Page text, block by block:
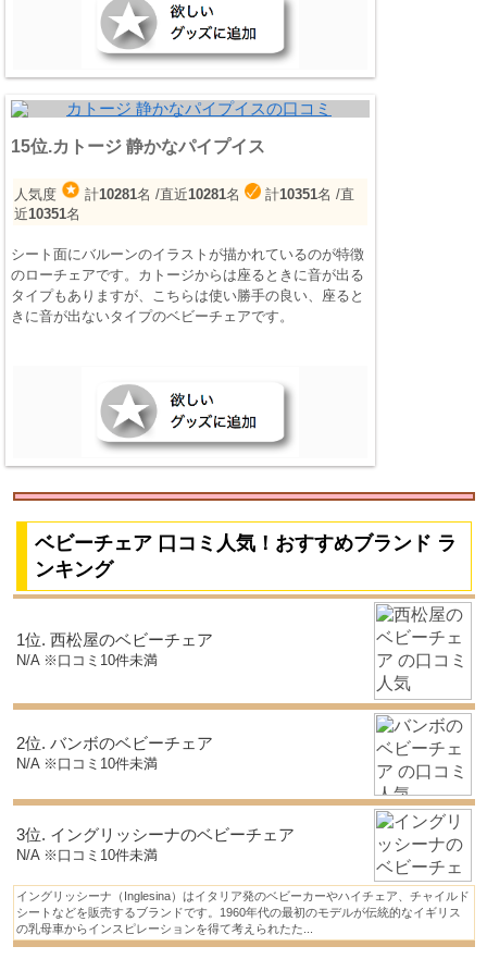
15位.カトージ 静かなパイプイス
人気度 計10281名 /直近10281名 計10351名 /直
近10351名
シート面にバルーンのイラストが描かれているのが特徴
のローチェアです。カトージからは座るときに音が出る
タイプもありますが、こちらは使い勝手の良い、座ると
きに音が出ないタイプのベビーチェアです。
ベビーチェア 口コミ人気！おすすめブランド ラ
ンキング
1位. 西松屋のベビーチェア
N/A ※口コミ10件未満
2位. バンボのベビーチェア
N/A ※口コミ10件未満
3位. イングリッシーナのベビーチェア
N/A ※口コミ10件未満
イングリッシーナ（Inglesina）はイタリア発のベビーカーやハイチェア、チャイルド
シートなどを販売するブランドです。1960年代の最初のモデルが伝統的なイギリス
の乳母車からインスピレーションを得て考えられたた...